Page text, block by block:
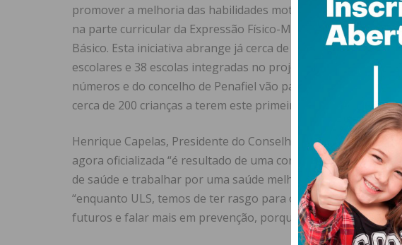
promover a melhoria das habilidades motoras
na parte curricular da Expressão Físico-Motora, desde a
Básico. Esta iniciativa abrange já cerca de 4.000 crianças do
escolares e 38 escolas integradas no projeto. Para este novo
números e do concelho de Penafiel vão participar as Escolas
cerca de 200 crianças a terem este primeiro contacto com a
Henrique Capelas, Presidente do Conselho de Administração
agora oficializada “é resultado de uma conjugação de
de saúde e trabalhar por uma saúde melhor”, tratando-se de
“enquanto ULS, temos de ter rasgo para olhar para o que
futuros e falar mais em prevenção, porque isso significa falar